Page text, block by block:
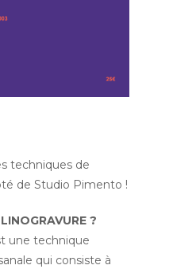
techniques de
de Studio Pimento !
?
une technique
qui consiste à